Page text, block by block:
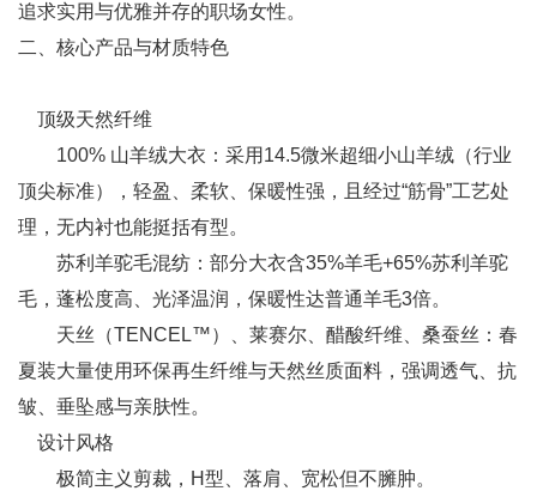
追求实用与优雅并存的职场女性。
二、核心产品与材质特色
顶级天然纤维
100% 山羊绒大衣：采用14.5微米超细小山羊绒（行业
顶尖标准），轻盈、柔软、保暖性强，且经过“筋骨”工艺处
理，无内衬也能挺括有型。
苏利羊驼毛混纺：部分大衣含35%羊毛+65%苏利羊驼
毛，蓬松度高、光泽温润，保暖性达普通羊毛3倍。
天丝（TENCEL™）、莱赛尔、醋酸纤维、桑蚕丝：春
夏装大量使用环保再生纤维与天然丝质面料，强调透气、抗
皱、垂坠感与亲肤性。
设计风格
极简主义剪裁，H型、落肩、宽松但不臃肿。